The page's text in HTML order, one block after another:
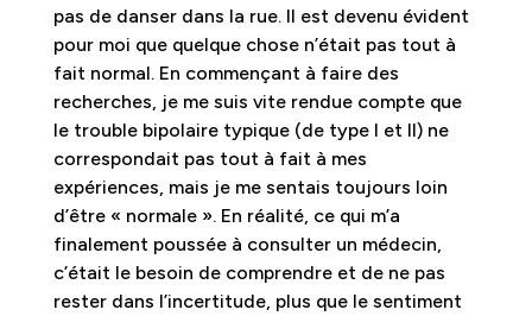
pas de danser dans la rue. Il est devenu évident
pour moi que quelque chose n’était pas tout à
fait normal. En commençant à faire des
recherches, je me suis vite rendue compte que
le trouble bipolaire typique (de type I et II) ne
correspondait pas tout à fait à mes
expériences, mais je me sentais toujours loin
d’être « normale ». En réalité, ce qui m’a
finalement poussée à consulter un médecin,
c’était le besoin de comprendre et de ne pas
rester dans l’incertitude, plus que le sentiment